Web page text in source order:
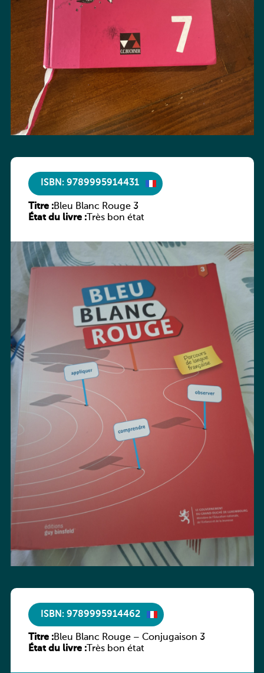
ISBN: 9789995914431
Titre :Bleu Blanc Rouge 3
État du livre :Très bon état
ISBN: 9789995914462
Titre :Bleu Blanc Rouge – Conjugaison 3
État du livre :Très bon état